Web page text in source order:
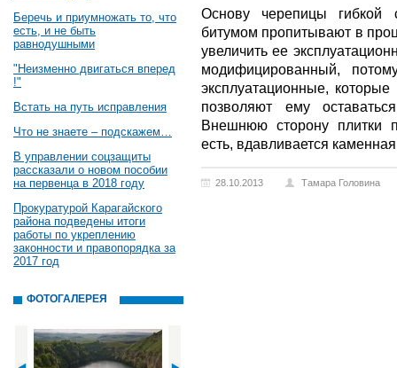
Беречь и приумножать то, что
есть, и не быть
равнодушными
"Неизменно двигаться вперед
!"
Встать на путь исправления
Что не знаете – подскажем…
В управлении соцзащиты
рассказали о новом пособии
на первенца в 2018 году
Прокуратурой Карагайского
района подведены итоги
работы по укреплению
законности и правопорядка за
2017 год
ФОТОГАЛЕРЕЯ
Основу черепицы гибкой
битумом пропитывают в
увеличить ее
модифицированный,
эксплуатационные,
позволяют ему
Внешнюю сторону плитки
есть, вдавливается
28.10.2013 Тамара Головина